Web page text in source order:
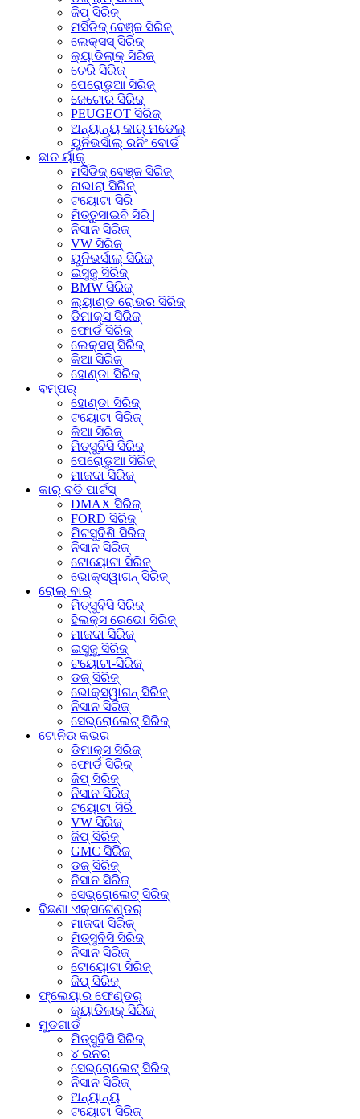
ଜିପ୍ ସିରିଜ୍
ମର୍ସିଡିଜ୍ ବେଞ୍ଜ ସିରିଜ୍
ଲେକ୍ସସ୍ ସିରିଜ୍
କ୍ୟାଡିଲାକ୍ ସିରିଜ୍
ଚେରି ସିରିଜ୍
ପେରୋଡୁଆ ସିରିଜ୍
ଜେଟୋର ସିରିଜ୍
PEUGEOT ସିରିଜ୍
ଅନ୍ୟାନ୍ୟ କାର୍ ମଡେଲ୍
ୟୁନିଭର୍ସାଲ୍ ରନିଂ ବୋର୍ଡ
ଛାତ ର୍ୟାକ୍
ମର୍ସିଡିଜ୍ ବେଞ୍ଜ ସିରିଜ୍
ନାଭାରା ସିରିଜ୍
ଟୟୋଟା ସିରି |
ମିତ୍ତୁସାଇବି ସିରି |
ନିସାନ ସିରିଜ୍
VW ସିରିଜ୍
ୟୁନିଭର୍ସାଲ୍ ସିରିଜ୍
ଇସୁଜୁ ସିରିଜ୍
BMW ସିରିଜ୍
ଲ୍ୟାଣ୍ଡ ରୋଭର ସିରିଜ୍
ଡିମାକ୍ସ ସିରିଜ୍
ଫୋର୍ଡ ସିରିଜ୍
ଲେକ୍ସସ୍ ସିରିଜ୍
କିଆ ସିରିଜ୍
ହୋଣ୍ଡା ସିରିଜ୍
ବମ୍ପର୍
ହୋଣ୍ଡା ସିରିଜ୍
ଟୟୋଟା ସିରିଜ୍
କିଆ ସିରିଜ୍
ମିତ୍ସୁବିସି ସିରିଜ୍
ପେରୋଡୁଆ ସିରିଜ୍
ମାଜଦା ସିରିଜ୍
କାର୍ ବଡି ପାର୍ଟସ୍
DMAX ସିରିଜ୍
FORD ସିରିଜ୍
ମିଟସୁବିଶି ସିରିଜ୍
ନିସାନ ସିରିଜ୍
ଟୋୟୋଟା ସିରିଜ୍
ଭୋକ୍ସୱାଗନ୍ ସିରିଜ୍
ରୋଲ୍ ବାର୍
ମିତ୍ସୁବିସି ସିରିଜ୍
ହିଲକ୍ସ ରେଭୋ ସିରିଜ୍
ମାଜଦା ସିରିଜ୍
ଇସୁଜୁ ସିରିଜ୍
ଟୟୋଟା-ସିରିଜ୍
ଡଜ୍ ସିରିଜ୍
ଭୋକ୍ସୱାଗନ୍ ସିରିଜ୍
ନିସାନ ସିରିଜ୍
ସେଭ୍ରୋଲେଟ୍ ସିରିଜ୍
ଟୋନିଉ କଭର
ଡିମାକ୍ସ ସିରିଜ୍
ଫୋର୍ଡ ସିରିଜ୍
ଜିପ୍ ସିରିଜ୍
ନିସାନ ସିରିଜ୍
ଟୟୋଟା ସିରି |
VW ସିରିଜ୍
ଜିପ୍ ସିରିଜ୍
GMC ସିରିଜ୍
ଡଜ୍ ସିରିଜ୍
ନିସାନ ସିରିଜ୍
ସେଭ୍ରୋଲେଟ୍ ସିରିଜ୍
ବିଛଣା ଏକ୍ସଟେଣ୍ଡର୍
ମାଜଦା ସିରିଜ୍
ମିତ୍ସୁବିସି ସିରିଜ୍
ନିସାନ ସିରିଜ୍
ଟୋୟୋଟା ସିରିଜ୍
ଜିପ୍ ସିରିଜ୍
ଫ୍ଲେୟାର ଫେଣ୍ଡର୍
କ୍ୟାଡିଲାକ୍ ସିରିଜ୍
ମୁଡଗାର୍ଡ
ମିତ୍ସୁବିସି ସିରିଜ୍
୪ ରନର
ସେଭ୍ରୋଲେଟ୍ ସିରିଜ୍
ନିସାନ ସିରିଜ୍
ଅନ୍ୟାନ୍ୟ
ଟୟୋଟା ସିରିଜ୍